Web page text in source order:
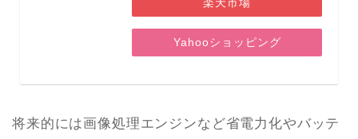
楽天市場
Yahooショッピング
将来的には画像処理エンジンなど省電力化やバッテ